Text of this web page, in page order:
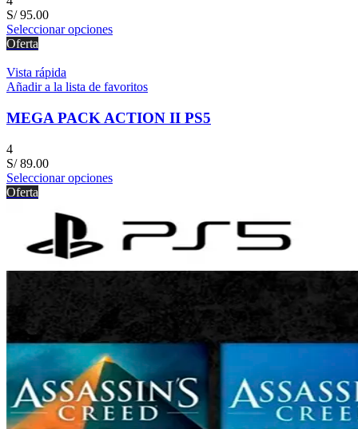
S/95.00
Seleccionar opciones
Oferta
Vista rápida
Añadir a la lista de favoritos
MEGA PACK ACTION II PS5
4
S/89.00
Seleccionar opciones
Oferta